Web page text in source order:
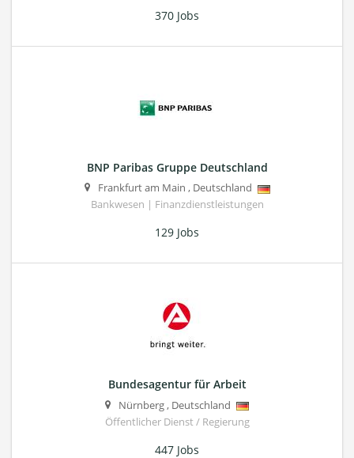
370 Jobs
BNP Paribas Gruppe Deutschland
Frankfurt am Main , Deutschland
Bankwesen | Finanzdienstleistungen
129 Jobs
Bundesagentur für Arbeit
Nürnberg, Deutschland
Öffentlicher Dienst / Regierung
447 Jobs